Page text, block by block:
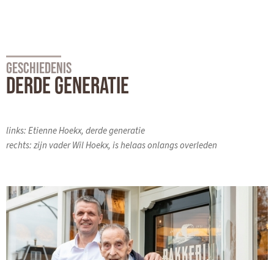
GESCHIEDENIS
DERDE GENERATIE
links: Etienne Hoekx, derde generatie
rechts: zijn vader Wil Hoekx, is helaas onlangs overleden